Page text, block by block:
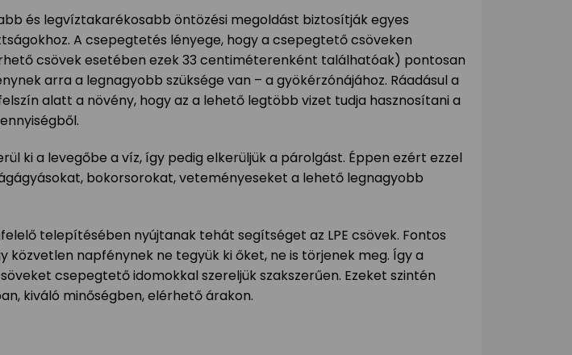
és legvíztakarékosabb öntözési megoldást biztosítják egyes
A csepegtetés lényege, hogy a csepegtető csöveken
csövek esetében ezek 33 centiméterenként találhatóak) pontosan
arra a legnagyobb szüksége van – a gyökérzónájához. Ráadásul a
alatt a növény, hogy az a lehető legtöbb vizet tudja hasznosítani a
ki a levegőbe a víz, így pedig elkerüljük a párolgást. Éppen ezért ezzel
bokorsorokat, veteményeseket a lehető legnagyobb
telepítésében nyújtanak tehát segítséget az LPE csövek. Fontos
közvetlen napfénynek ne tegyük ki őket, ne is törjenek meg. Így a
csepegtető idomokkal szereljük szakszerűen. Ezeket szintén
kiváló minőségben, elérhető árakon.